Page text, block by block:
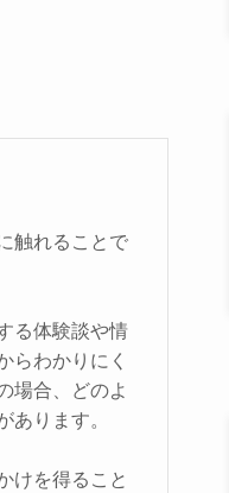
触れることで
る体験談や情
らわかりにく
場合、どのよ
あります。
けを得ること